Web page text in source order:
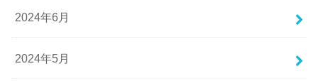
2024年6月
2024年5月